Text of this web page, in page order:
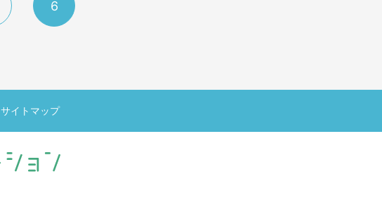
6
サイトマップ